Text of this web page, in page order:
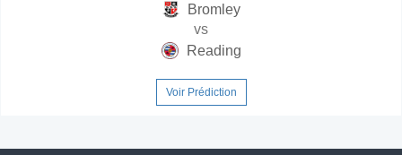
Bromley
vs
Reading
Voir Prédiction